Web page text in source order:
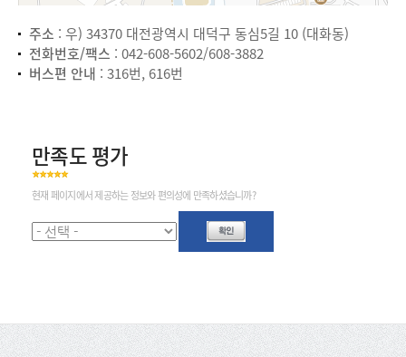
주소 : 우) 34370 대전광역시 대덕구 동심5길 10 (대화동)
전화번호/팩스 : 042-608-5602/608-3882
버스편 안내 : 316번, 616번
만족도 평가
현재 페이지에서 제공하는 정보와 편의성에 만족하셨습니까?